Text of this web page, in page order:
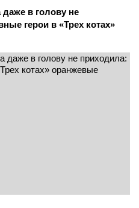
даже в голову не
герои в «Трех котах»